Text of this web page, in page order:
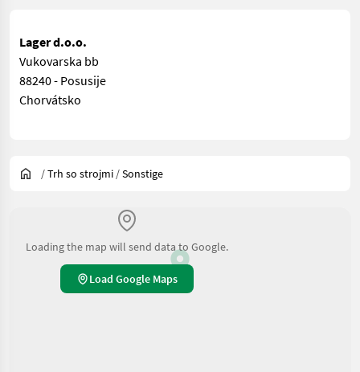
Lager d.o.o.
Vukovarska bb
88240 - Posusije
Chorvátsko
/Trh so strojmi /Sonstige
Loading the map will send data to Google.
Load Google Maps